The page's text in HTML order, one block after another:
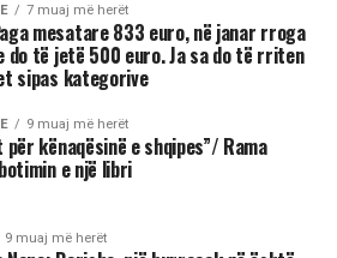
7 muaj më herët
mesatare 833 euro, në janar rroga
do të jetë 500 euro. Ja sa do të rriten
sipas kategorive
9 muaj më herët
për kënaqësinë e shqipes”/ Rama
e një libri
9 muaj më herët